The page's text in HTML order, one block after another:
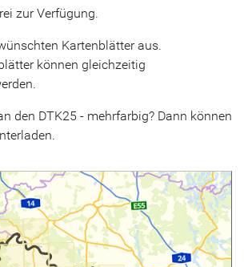
zur Verfügung.
Kartenblätter aus.
können gleichzeitig
den DTK25 - mehrfarbig? Dann können